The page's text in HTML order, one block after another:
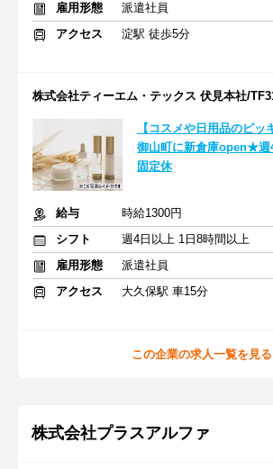
雇用形態
派遣社員
アクセス
淀駅 徒歩5分
株式会社ティーエム・テックス 伏見本社/
【コスメや日用品のピ
御山町に新倉庫open★週
固定休
給与
時給1300円
シフト
週4日以上 1日8時間以上
雇用形態
派遣社員
アクセス
大久保駅 車15分
この企業の求人一覧を見る
株式会社プラスアルファ